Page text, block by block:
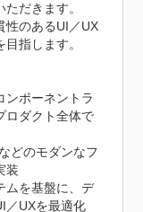
だきます。
性のあるUI／UX
指します。
ンポーネントラ
ロダクト全体で
どのモダンなフ
装
ムを基盤に、デ
／UXを最適化